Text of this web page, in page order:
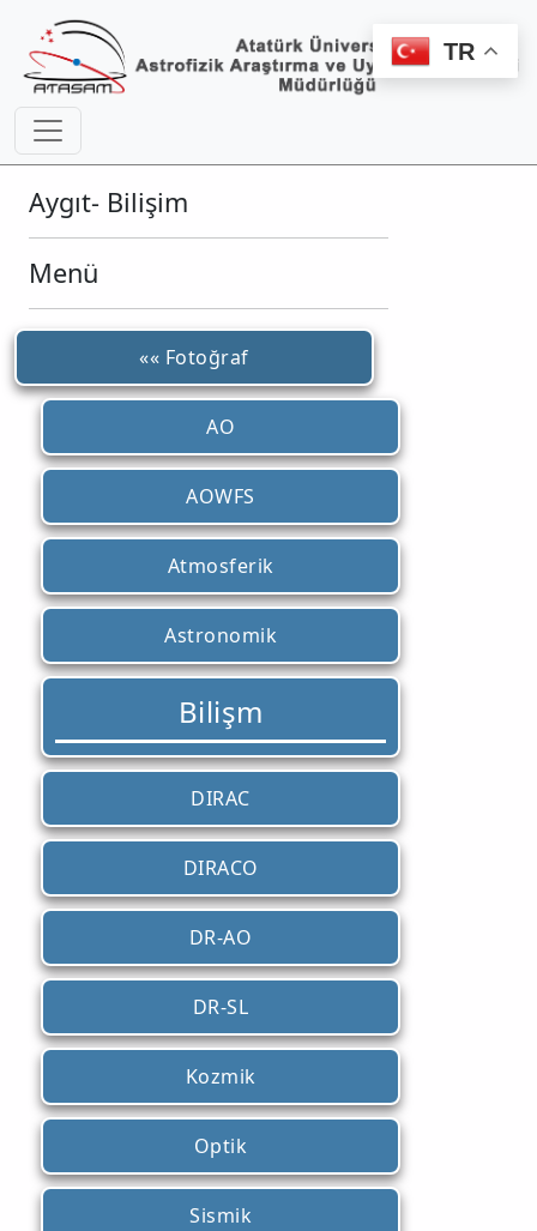
Aygıt- Bilişim
Menü
«« Fotoğraf
AO
AOWFS
Atmosferik
Astronomik
Bilişm
DIRAC
DIRACO
DR-AO
DR-SL
Kozmik
Optik
Sismik
TR